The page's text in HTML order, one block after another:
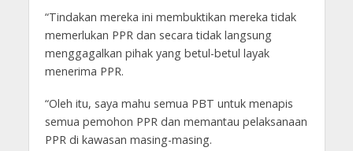
“Tindakan mereka ini membuktikan mereka tidak
memerlukan PPR dan secara tidak langsung
menggagalkan pihak yang betul-betul layak
menerima PPR.
“Oleh itu, saya mahu semua PBT untuk menapis
semua pemohon PPR dan memantau pelaksanaan
PPR di kawasan masing-masing.